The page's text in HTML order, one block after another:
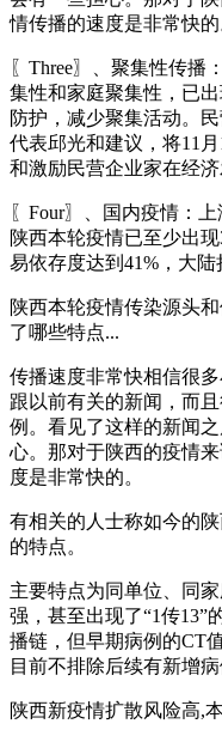
情传播的速度是非常快的
〖Three〗、聚集性传播
集性和家庭聚集性，已
防护，减少聚集活动。
代表邱光和建议，将11
和激励民营企业家在经济
〖Four〗、国内疫情：
陕西本轮疫情已至少出
易依存度达到41%，大陆
陕西本轮疫情传染源头
了哪些特点...
传播速度非常快相信很
跟以前有关的新闻，而
例。看见了这样的新闻
心。那对于陕西的疫情
度是非常快的。
有相关的人士称如今的
的特点。
主要特点为同单位、同
强，甚至出现了“1传13”
播链，但早期病例的CT
目前不排除后续有新增病
陕西新疫情扩散风险高,